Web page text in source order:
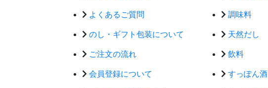
よくあるご質問
のし・ギフト包装について
ご注文の流れ
会員登録について
調味料
天然だし
飲料
すっぽん酒